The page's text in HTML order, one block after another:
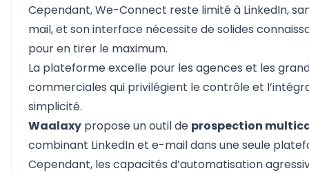
Cependant, We-Connect reste limité à LinkedIn,
mail, et son interface nécessite de solides
pour en tirer le maximum.
La plateforme excelle pour les agences et les
commerciales qui privilégient le contrôle et
simplicité.
Waalaxy propose un outil de prospection
combinant LinkedIn et e-mail dans une seule
Cependant, les capacités d’automatisation